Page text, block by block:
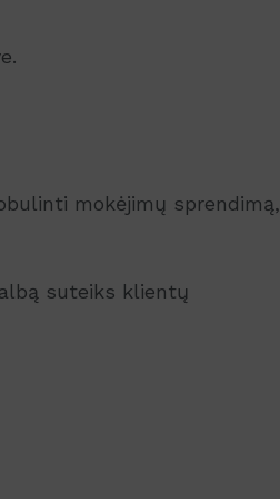
mokėjimų sprendimą,
suteiks klientų